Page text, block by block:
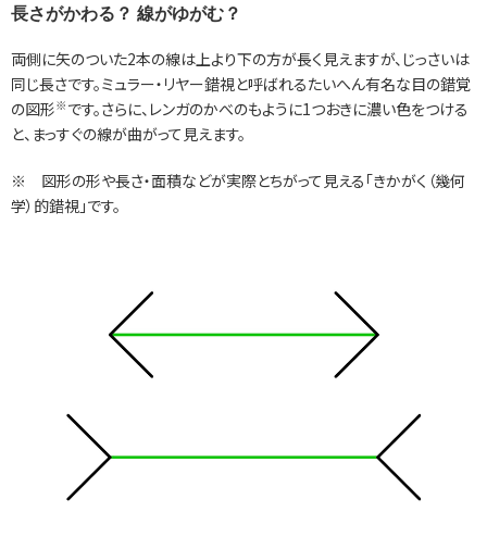
長さがかわる？ 線がゆがむ？
両側に矢のついた2本の線は上より下の方が長く見えますが、じっさいは
同じ長さです。ミュラー・リヤー錯視と呼ばれるたいへん有名な目の錯覚
の図形※ です。さらに、レンガのかべのもように1つおきに濃い色をつける
と、まっすぐの線が曲がって見えます。
※ 図形の形や長さ・面積などが実際とちがって見える「きかがく（幾何
学）的錯視」です。